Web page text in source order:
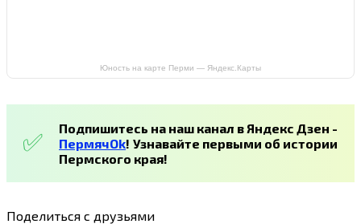
Юность на карте Перми — Яндекс.Карты
Подпишитесь на наш канал в Яндекс Дзен -
ПермячOk! Узнавайте первыми об истории
Пермского края!
Поделиться с друзьями